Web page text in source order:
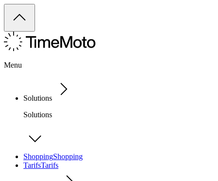
Menu
Solutions
Solutions
ShoppingShopping
TarifsTarifs